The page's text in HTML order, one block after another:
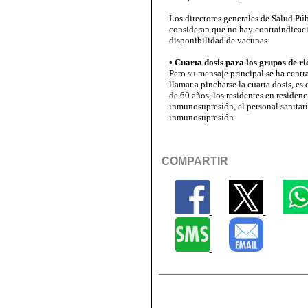
Los directores generales de Salud
consideran que no hay
disponibilidad de vacunas.
• Cuarta dosis para los grupos de
Pero su mensaje principal se ha
llamar a pincharse la cuarta dosis,
de 60 años, los residentes en
inmunosupresión, el personal
inmunosupresión.
COMPARTIR